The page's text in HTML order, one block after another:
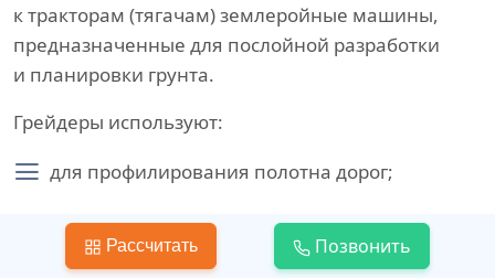
к тракторам (тягачам) землеройные машины,
предназначенные для послойной разработки
и планировки грунта.
Грейдеры используют:
для профилирования полотна дорог;
устройства кюветов и откосов;
Рассчитать Позвонить